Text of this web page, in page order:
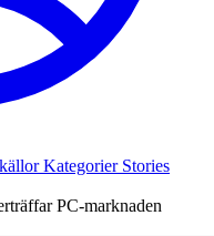
Kategorier Stories
PC-marknaden